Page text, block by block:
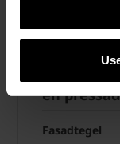
en
Fasadtegel